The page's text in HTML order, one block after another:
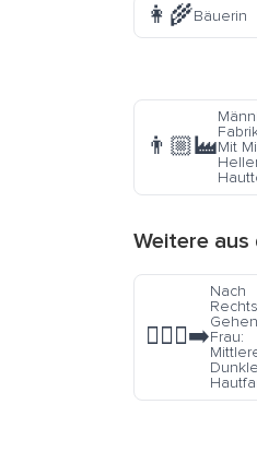
👩‍🌾Bäuerin
👨🏼‍🏭Mit
Weitere aus
🚶🏾‍♀️‍➡️
Nach
Rechts
Frau:
Dunkle